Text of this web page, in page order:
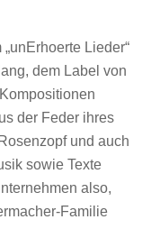
Lieder“
dem Label von
der Feder ihres
und auch
sowie Texte
also,
Familie